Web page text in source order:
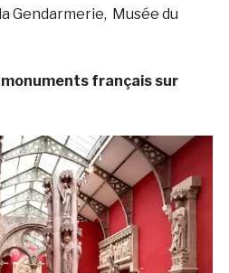
Gendarmerie, Musée du
français sur